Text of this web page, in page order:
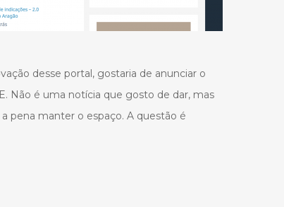
desse portal, gostaria de anunciar o
Não é uma notícia que gosto de dar, mas
pena manter o espaço. A questão é